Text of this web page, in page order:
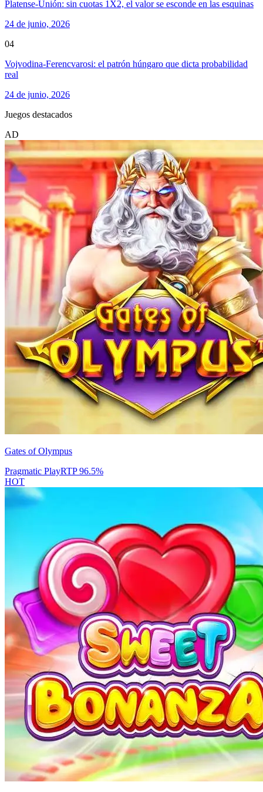
Platense-Unión: sin cuotas 1X2, el valor se esconde en las esquinas
24 de junio, 2026
04
Vojvodina-Ferencvarosi: el patrón húngaro que dicta probabilidad
real
24 de junio, 2026
Juegos destacados
AD
Gates of Olympus
Pragmatic PlayRTP96.5%
HOT